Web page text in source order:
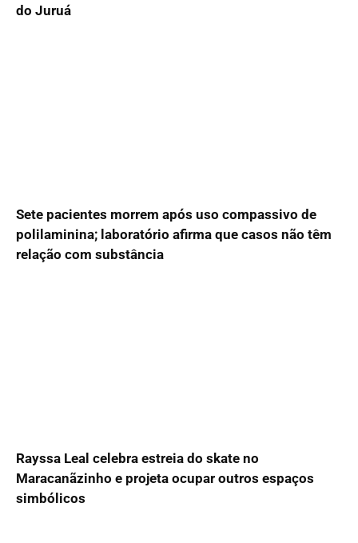
do Juruá
Sete pacientes morrem após uso compassivo de
polilaminina; laboratório afirma que casos não têm
relação com substância
Rayssa Leal celebra estreia do skate no
Maracanãzinho e projeta ocupar outros espaços
simbólicos